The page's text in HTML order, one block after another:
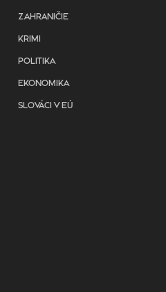
ZAHRANIČIE
KRIMI
POLITIKA
EKONOMIKA
SLOVÁCI V EÚ